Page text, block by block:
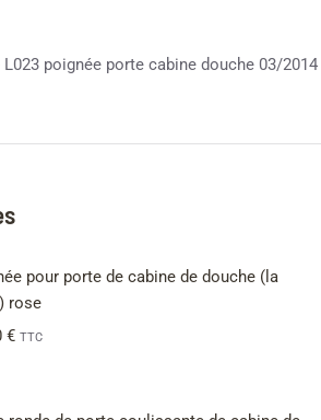
poignée porte cabine douche 03/2014
pour porte de cabine de douche (la
rose
€ TTC